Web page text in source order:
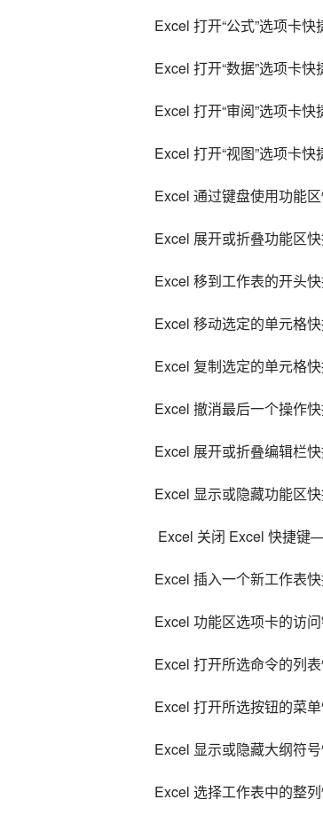
Excel 打开“公式”选项卡
Excel 打开“数据”选项卡
Excel 打开“审阅”选项卡
Excel 打开“视图”选项卡
Excel 通过键盘使用功能
Excel 展开或折叠功能区
Excel 移到工作表的开头
Excel 移动选定的单元格
Excel 复制选定的单元格
Excel 撤消最后一个操作
Excel 展开或折叠编辑栏
Excel 显示或隐藏功能区
Excel 关闭 Excel 快捷键
Excel 插入一个新工作表
Excel 功能区选项卡的访
Excel 打开所选命令的列
Excel 打开所选按钮的菜
Excel 显示或隐藏大纲符
Excel 选择工作表中的整